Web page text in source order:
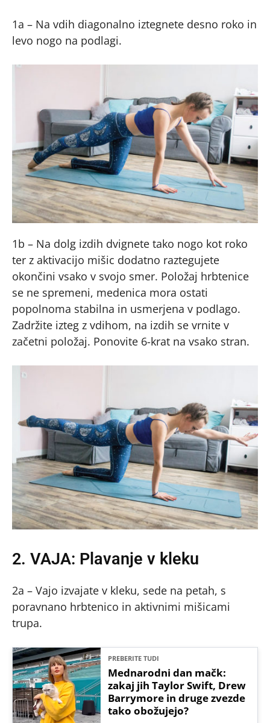
1a – Na vdih diagonalno iztegnete desno roko in
levo nogo na podlagi.
1b – Na dolg izdih dvignete tako nogo kot roko
ter z aktivacijo mišic dodatno raztegujete
okončini vsako v svojo smer. Položaj hrbtenice
se ne spremeni, medenica mora ostati
popolnoma stabilna in usmerjena v podlago.
Zadržite izteg z vdihom, na izdih se vrnite v
začetni položaj. Ponovite 6-krat na vsako stran.
2. VAJA: Plavanje v kleku
2a – Vajo izvajate v kleku, sede na petah, s
poravnano hrbtenico in aktivnimi mišicami
trupa.
PREBERITE TUDI
Mednarodni dan mačk:
zakaj jih Taylor Swift, Drew
Barrymore in druge zvezde
tako obožujejo?